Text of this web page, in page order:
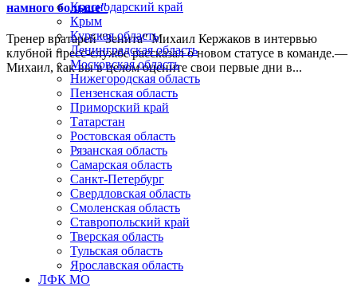
намного больше"
Тренер вратарей "Зенита" Михаил Кержаков в интервью
клубной пресс-службе рассказал о новом статусе в команде.—
Михаил, как вы в целом оцените свои первые дни в...
Краснодарский край
Крым
Курская область
Ленинградская область
Московская область
Нижегородская область
Пензенская область
Приморский край
Татарстан
Ростовская область
Рязанская область
Самарская область
Санкт-Петербург
Свердловская область
Смоленская область
Ставропольский край
Тверская область
Тульская область
Ярославская область
ЛФК МО